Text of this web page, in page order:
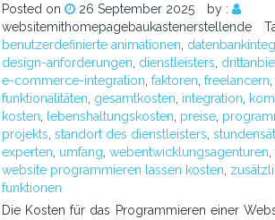
Posted on 26 September 2025
by :
websitemithomepagebaukastenerstellende
benutzerdefinierte animationen
design-anforderungen dienstleisters
e-commerce-integration faktoren freelancern
funktionalitäten gesamtkosten integration
kosten
lebenshaltungskosten preise,
projekts standort des dienstleisters
experten umfang webentwicklungsagenturen
website programmieren lassen kosten
funktionen
Die Kosten für das Programmieren einer